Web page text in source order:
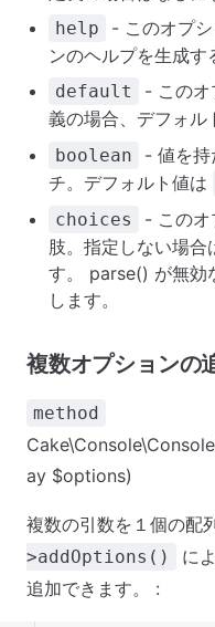
help
- このオプ
ンのヘルプを生成す
default
- このオ
義の場合、デフォル
boolean
- 値を持
チ。デフォルト値は
choices
- このオ
肢。指定しない場合
す。 parse() が無効
します。
複数オプションの
method
ay $options)
複数の引数を１個の配
>addOptions()
に
追加できます。 :